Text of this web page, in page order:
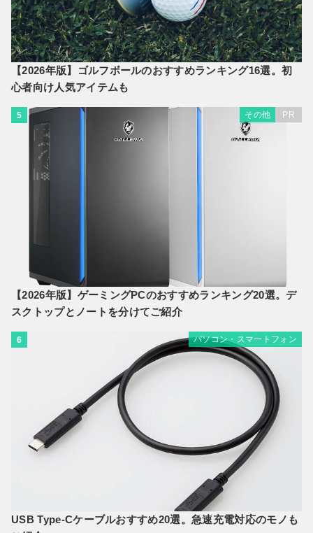
【2026年版】ゴルフボールのおすすめランキング16選。初
心者向け人気アイテムも
5 その他 PR
【2026年版】ゲーミングPCのおすすめランキング20選。デ
スクトップとノートを分けてご紹介
6 パソコン・スマートフォン
USB Type-Cケーブルおすすめ20選。急速充電対応のモノも